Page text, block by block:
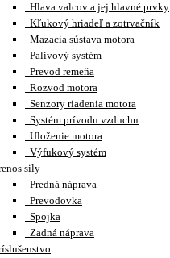
Hlava valcov a jej hlavné prvky
Kľukový hriadeľ a zotrvačník
Mazacia sústava motora
Palivový systém
Prevod remeňa
Rozvod motora
Senzory riadenia motora
Systém prívodu vzduchu
Uloženie motora
Výfukový systém
sily
Predná náprava
Prevodovka
Spojka
Zadná náprava